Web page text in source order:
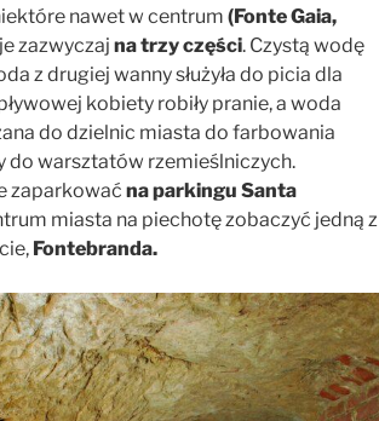
nawet w centrum (Fonte Gaia,
zazwyczaj na trzy części. Czystą wodę
z drugiej wanny służyła do picia dla
kobiety robiły pranie, a woda
do dzielnic miasta do farbowania
do warsztatów rzemieślniczych.
zaparkować na parkingu Santa
miasta na piechotę zobaczyć jedną z
Fontebranda.